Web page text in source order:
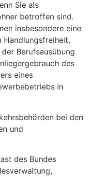
Sie als
betroffen sind.
insbesondere eine
Handlungsfreiheit,
Berufsausübung
des
eines
in
bei den
und
des Bundes